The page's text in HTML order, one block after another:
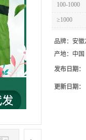
100-1000
≥1000
品牌： 安徽
产地： 中国
发布日期：
更新日期：